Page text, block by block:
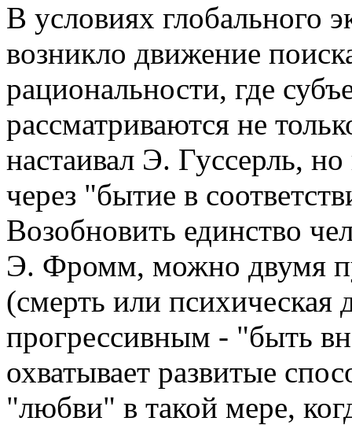
В условиях глобального
возникло движение
рациональности, где
рассматриваются не
настаивал Э. Гуссерль,
через "бытие в
Возобновить единство
Э. Фромм, можно двумя
(смерть или психическая
прогрессивным - "быть
охватывает развитые
"любви" в такой мере,